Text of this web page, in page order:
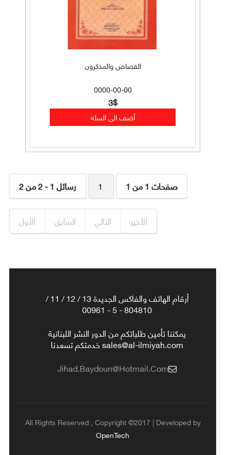
القصاص والمذكرون
0000-00-00
3$
رسائل 1 - 2 من 2 1 صفحات 1 من 1
الأول السابق التالي الأخير
أرقام الهاتف والفاكس الجديدة 13 / 12 / 11 /
804810 - 5 - 00961
يمكننا تأمين طلباتكم من الدور النشر اللبنانية
sales@al-ilmiyah.com خدمتكم تسعدنا
Jihad.baydoun@hotmail.com
All Rights Reserved , Copyright ©2017 | Developed by
OpenTech